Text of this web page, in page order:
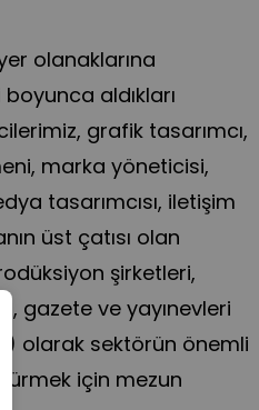
olanaklarına
aldıkları
grafik tasarımcı,
marka yöneticisi,
tasarımcısı, iletişim
üst çatısı olan
şirketleri,
gazete ve yayınevleri
olarak sektörün önemli
için mezun